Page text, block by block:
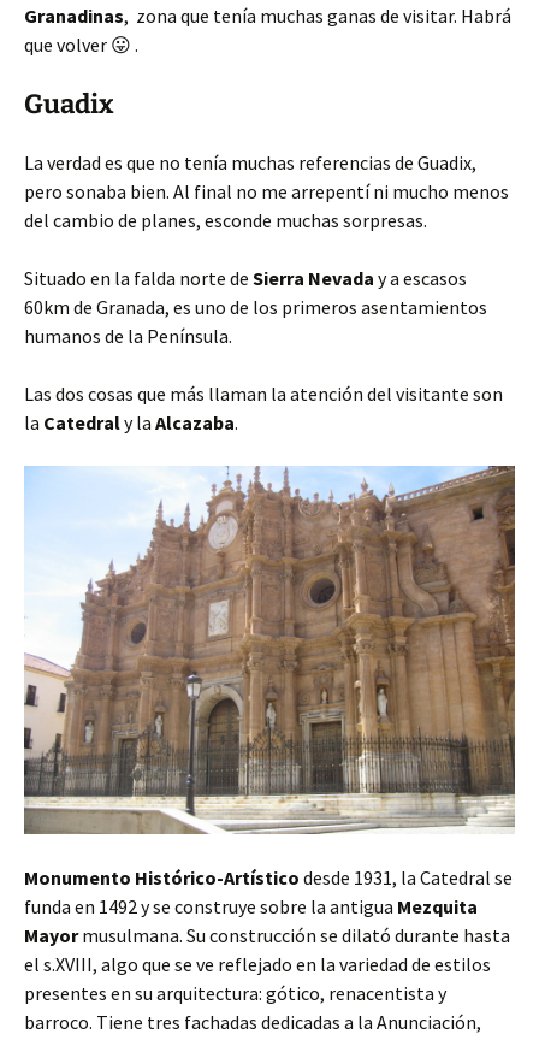
Granadinas, zona que tenía muchas ganas de visitar. Habrá
que volver 😛 .
Guadix
La verdad es que no tenía muchas referencias de Guadix,
pero sonaba bien. Al final no me arrepentí ni mucho menos
del cambio de planes, esconde muchas sorpresas.
Situado en la falda norte de Sierra Nevada y a escasos
60km de Granada, es uno de los primeros asentamientos
humanos de la Península.
Las dos cosas que más llaman la atención del visitante son
la Catedraly la Alcazaba.
Monumento Histórico-Artístico desde 1931, la Catedral se
funda en 1492 y se construye sobre la antigua Mezquita
Mayormusulmana. Su construcción se dilató durante hasta
el s.XVIII, algo que se ve reflejado en la variedad de estilos
presentes en su arquitectura: gótico, renacentista y
barroco. Tiene tres fachadas dedicadas a la Anunciación,